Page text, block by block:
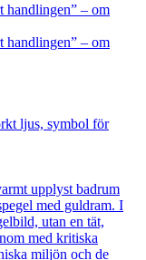
handlingen” – om
handlingen” – om